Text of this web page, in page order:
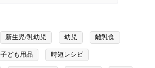
新生児/乳幼児 幼児 離乳食
子ども用品 時短レシピ